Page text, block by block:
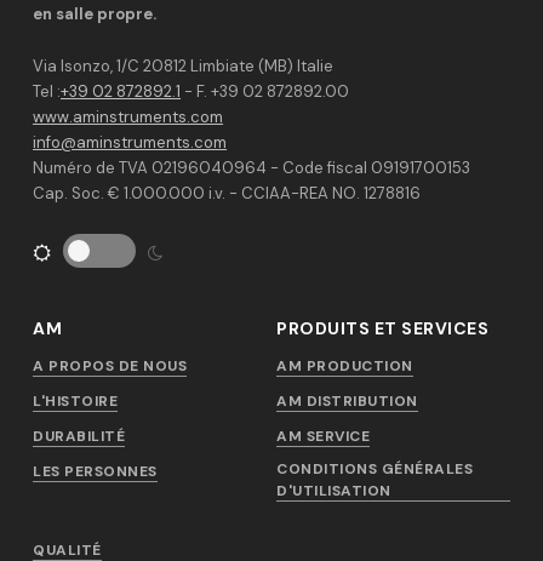
en salle propre.
Via Isonzo, 1/C 20812 Limbiate (MB) Italie
Tel :+39 02 872892.1 - F. +39 02 872892.00
www.aminstruments.com
info@aminstruments.com
Numéro de TVA 02196040964 - Code fiscal 09191700153
Cap. Soc. € 1.000.000 i.v. - CCIAA-REA NO. 1278816
AM
A PROPOS DE NOUS
L'HISTOIRE
DURABILITÉ
LES PERSONNES
PRODUITS ET SERVICES
AM PRODUCTION
AM DISTRIBUTION
AM SERVICE
CONDITIONS GÉNÉRALES
D'UTILISATION
QUALITÉ